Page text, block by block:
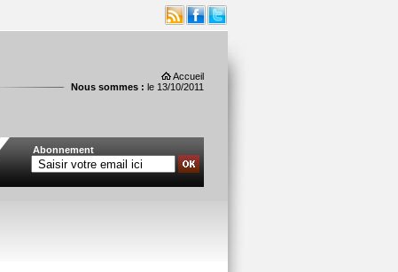
Accueil
Nous sommes : le 13/10/2011
Abonnement